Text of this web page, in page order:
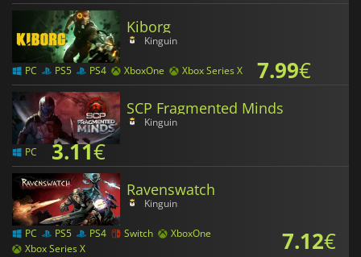
Kiborg
Kinguin
PC PS5 PS4 XboxOne Xbox Series X 7.99€
SCP Fragmented Minds
Kinguin
PC 3.11€
Ravenswatch
Kinguin
PC PS5 PS4 Switch
XboxOne
Xbox Series X
7.12€